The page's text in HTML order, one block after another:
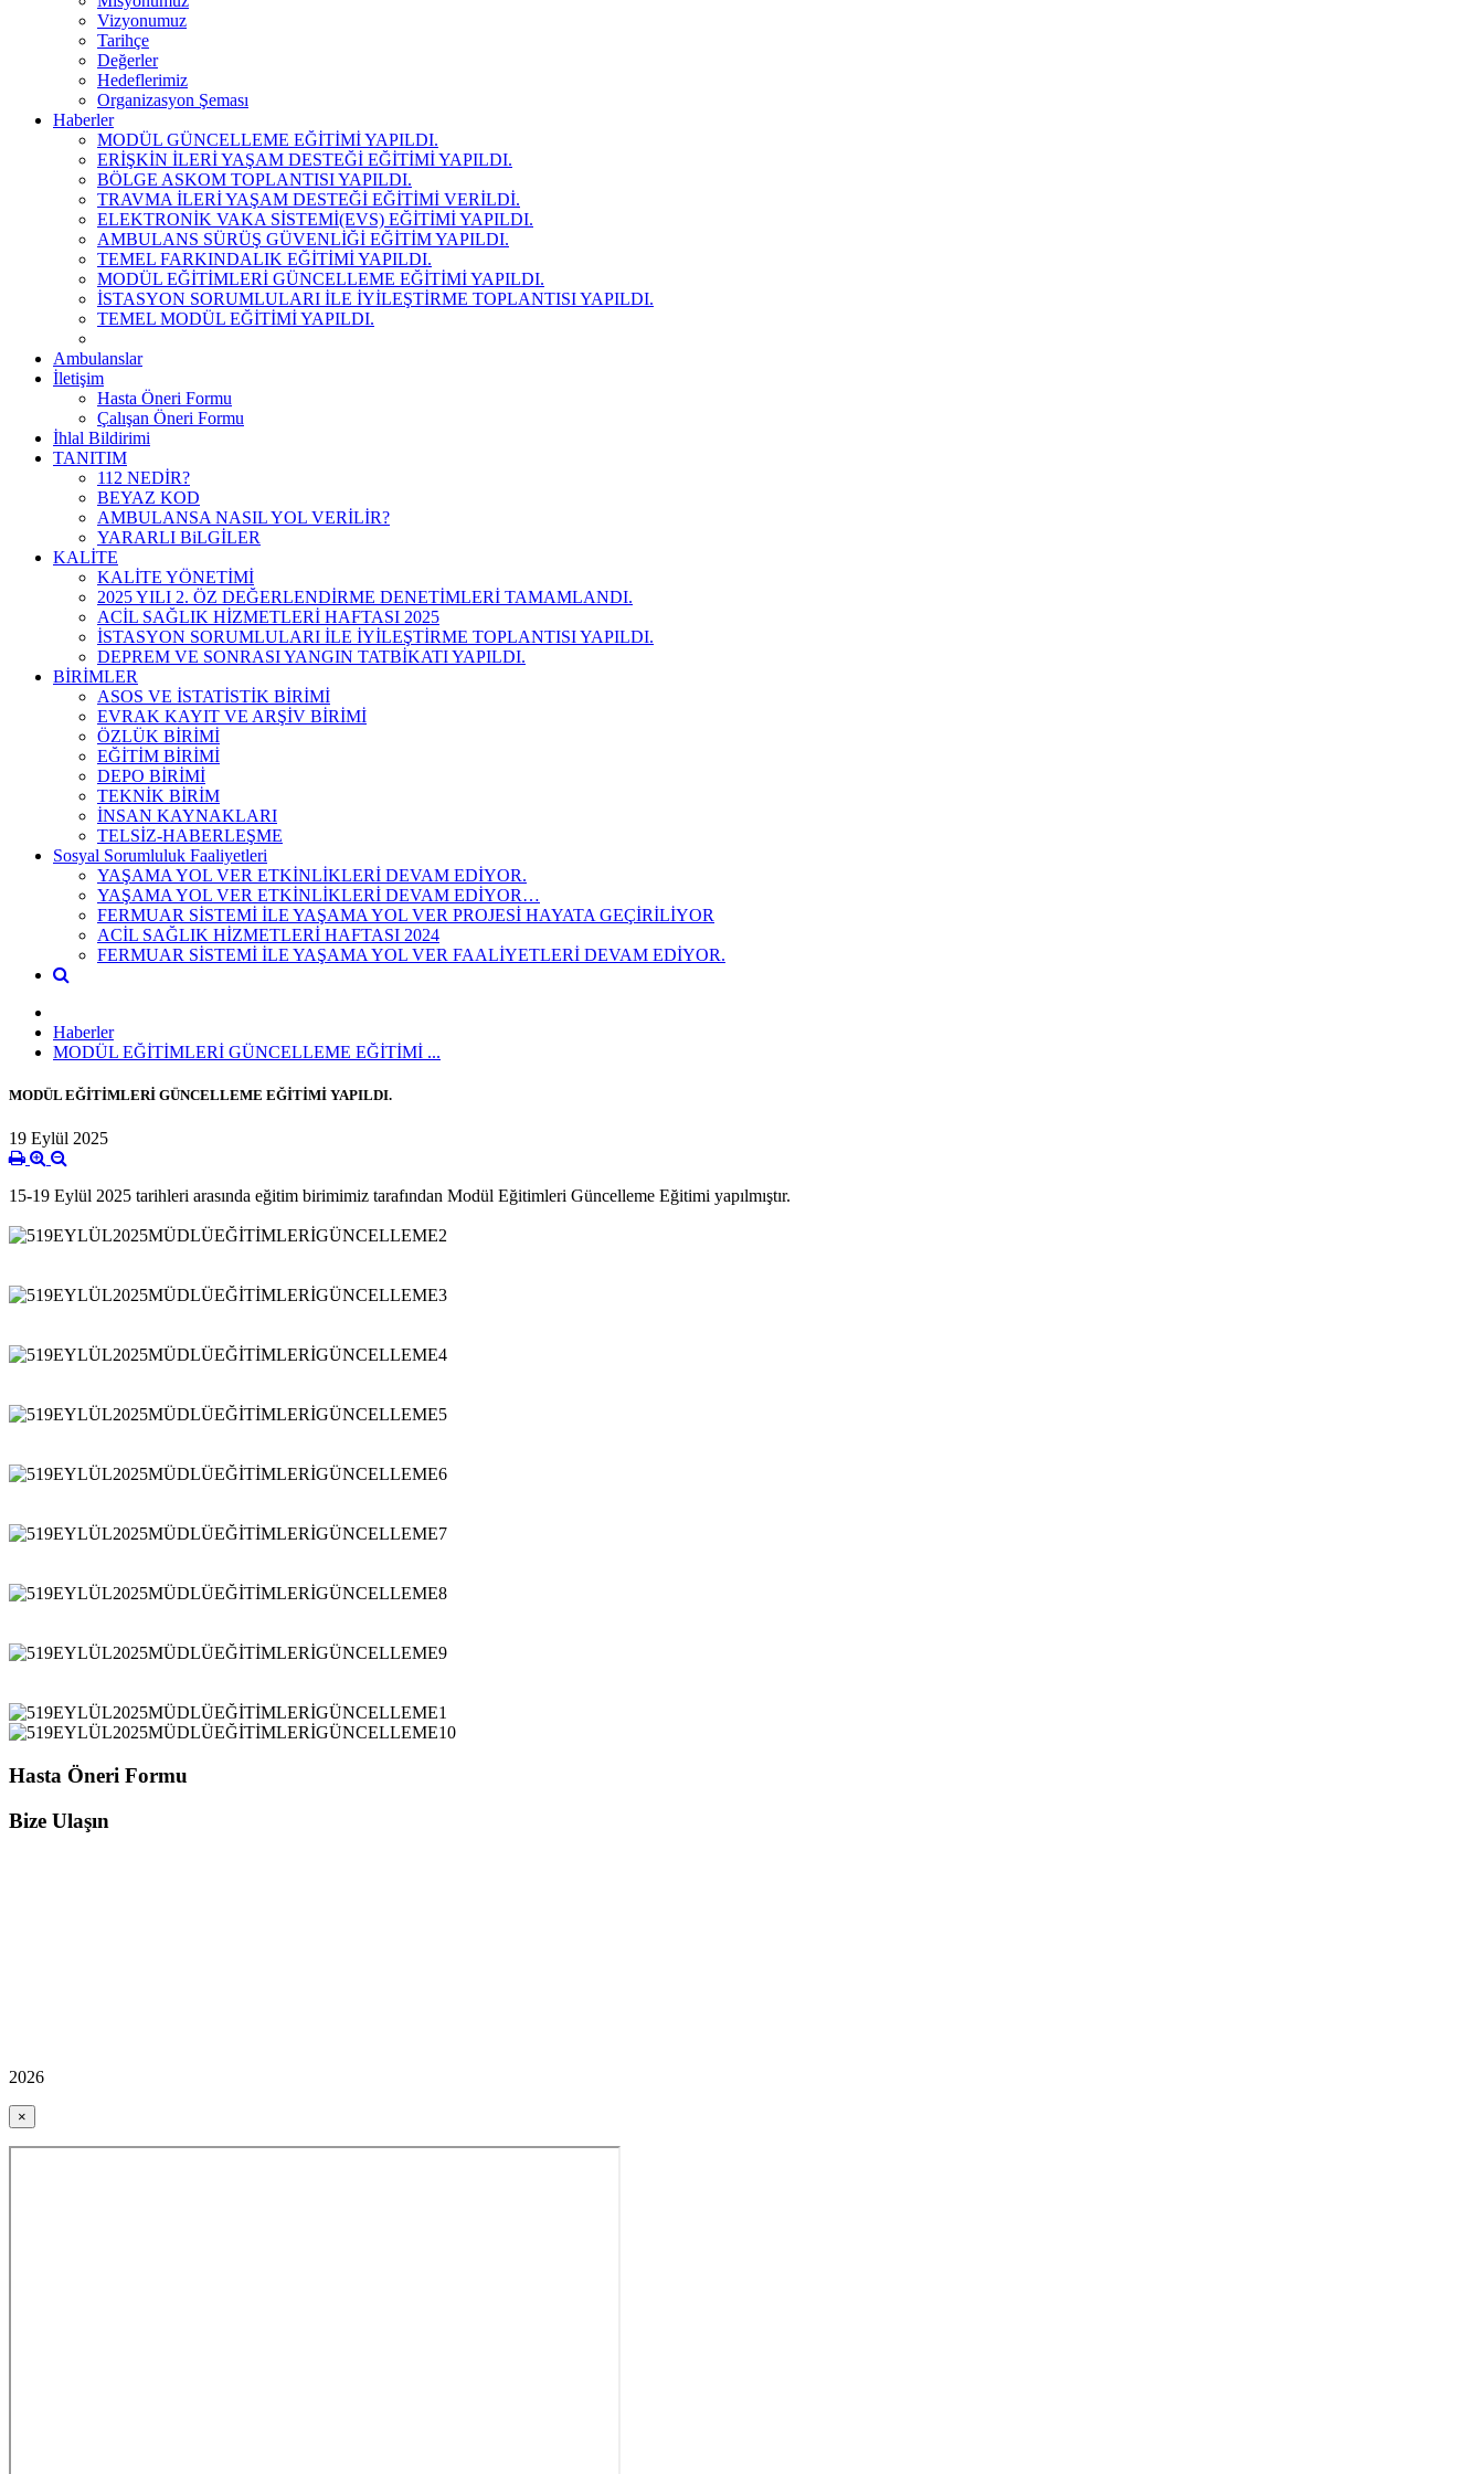
Vizyonumuz
Tarihçe
Değerler
Hedeflerimiz
Organizasyon Şeması
Haberler
MODÜL GÜNCELLEME EĞİTİMİ YAPILDI.
ERİŞKİN İLERİ YAŞAM DESTEĞİ EĞİTİMİ YAPILDI.
BÖLGE ASKOM TOPLANTISI YAPILDI.
TRAVMA İLERİ YAŞAM DESTEĞİ EĞİTİMİ VERİLDİ.
ELEKTRONİK VAKA SİSTEMİ(EVS) EĞİTİMİ YAPILDI.
AMBULANS SÜRÜŞ GÜVENLİĞİ EĞİTİM YAPILDI.
TEMEL FARKINDALIK EĞİTİMİ YAPILDI.
MODÜL EĞİTİMLERİ GÜNCELLEME EĞİTİMİ YAPILDI.
İSTASYON SORUMLULARI İLE İYİLEŞTİRME TOPLANTISI YAPILDI.
TEMEL MODÜL EĞİTİMİ YAPILDI.
Ambulanslar
İletişim
Hasta Öneri Formu
Çalışan Öneri Formu
İhlal Bildirimi
TANITIM
112 NEDİR?
BEYAZ KOD
AMBULANSA NASIL YOL VERİLİR?
YARARLI BiLGİLER
KALİTE
KALİTE YÖNETİMİ
2025 YILI 2. ÖZ DEĞERLENDİRME DENETİMLERİ TAMAMLANDI.
ACİL SAĞLIK HİZMETLERİ HAFTASI 2025
İSTASYON SORUMLULARI İLE İYİLEŞTİRME TOPLANTISI YAPILDI.
DEPREM VE SONRASI YANGIN TATBİKATI YAPILDI.
BİRİMLER
ASOS VE İSTATİSTİK BİRİMİ
EVRAK KAYIT VE ARŞİV BİRİMİ
ÖZLÜK BİRİMİ
EĞİTİM BİRİMİ
DEPO BİRİMİ
TEKNİK BİRİM
İNSAN KAYNAKLARI
TELSİZ-HABERLEŞME
Sosyal Sorumluluk Faaliyetleri
YAŞAMA YOL VER ETKİNLİKLERİ DEVAM EDİYOR.
YAŞAMA YOL VER ETKİNLİKLERİ DEVAM EDİYOR…
FERMUAR SİSTEMİ İLE YAŞAMA YOL VER PROJESİ HAYATA GEÇİRİLİYOR
ACİL SAĞLIK HİZMETLERİ HAFTASI 2024
FERMUAR SİSTEMİ İLE YAŞAMA YOL VER FAALİYETLERİ DEVAM EDİYOR.
Haberler
MODÜL EĞİTİMLERİ GÜNCELLEME EĞİTİMİ ...
MODÜL EĞİTİMLERİ GÜNCELLEME EĞİTİMİ YAPILDI.
19 Eylül 2025
15-19 Eylül 2025 tarihleri arasında eğitim birimimiz tarafından Modül Eğitimleri Güncelleme Eğitimi yapılmıştır.
Hasta Öneri Formu
Bize Ulaşın
2026
×